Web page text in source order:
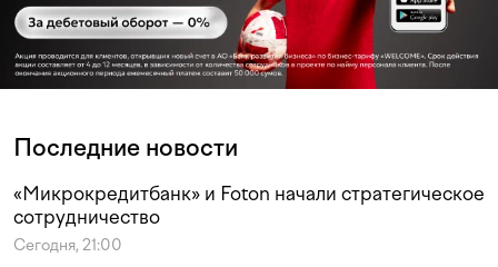
Последние новости
«Микрокредитбанк» и Foton начали стратегическое
сотрудничество
Сегодня, 21:00